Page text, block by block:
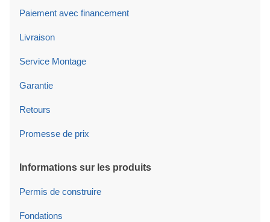
Paiement avec financement
Livraison
Service Montage
Garantie
Retours
Promesse de prix
Informations sur les produits
Permis de construire
Fondations